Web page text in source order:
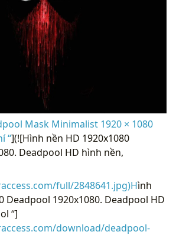
Mask Minimalist 1920 × 1080
“](![Hình nền HD 1920x1080
Deadpool HD hình nền,
full/2848641.jpg)Hình
Deadpool 1920x1080. Deadpool HD
“]
download/deadpool-